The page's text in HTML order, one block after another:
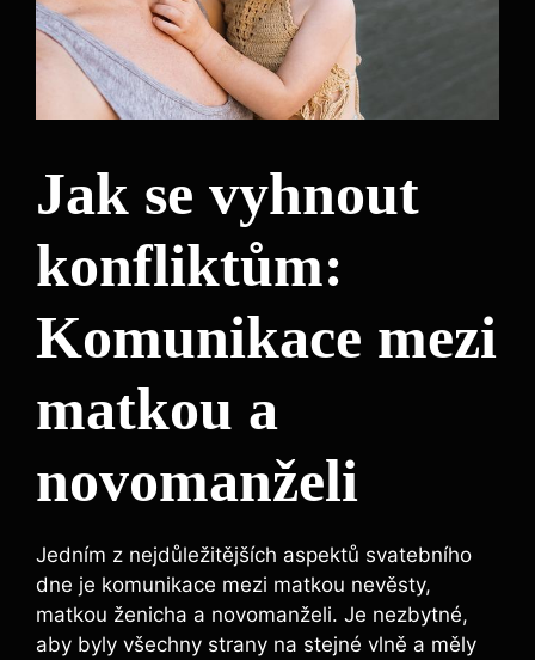
Jak se vyhnout
konfliktům:
Komunikace mezi
matkou a
novomanželi
Jedním z nejdůležitějších aspektů svatebního
dne je komunikace mezi matkou nevěsty,
matkou ženicha a novomanželi. Je nezbytné,
aby byly všechny strany na stejné vlně a měly